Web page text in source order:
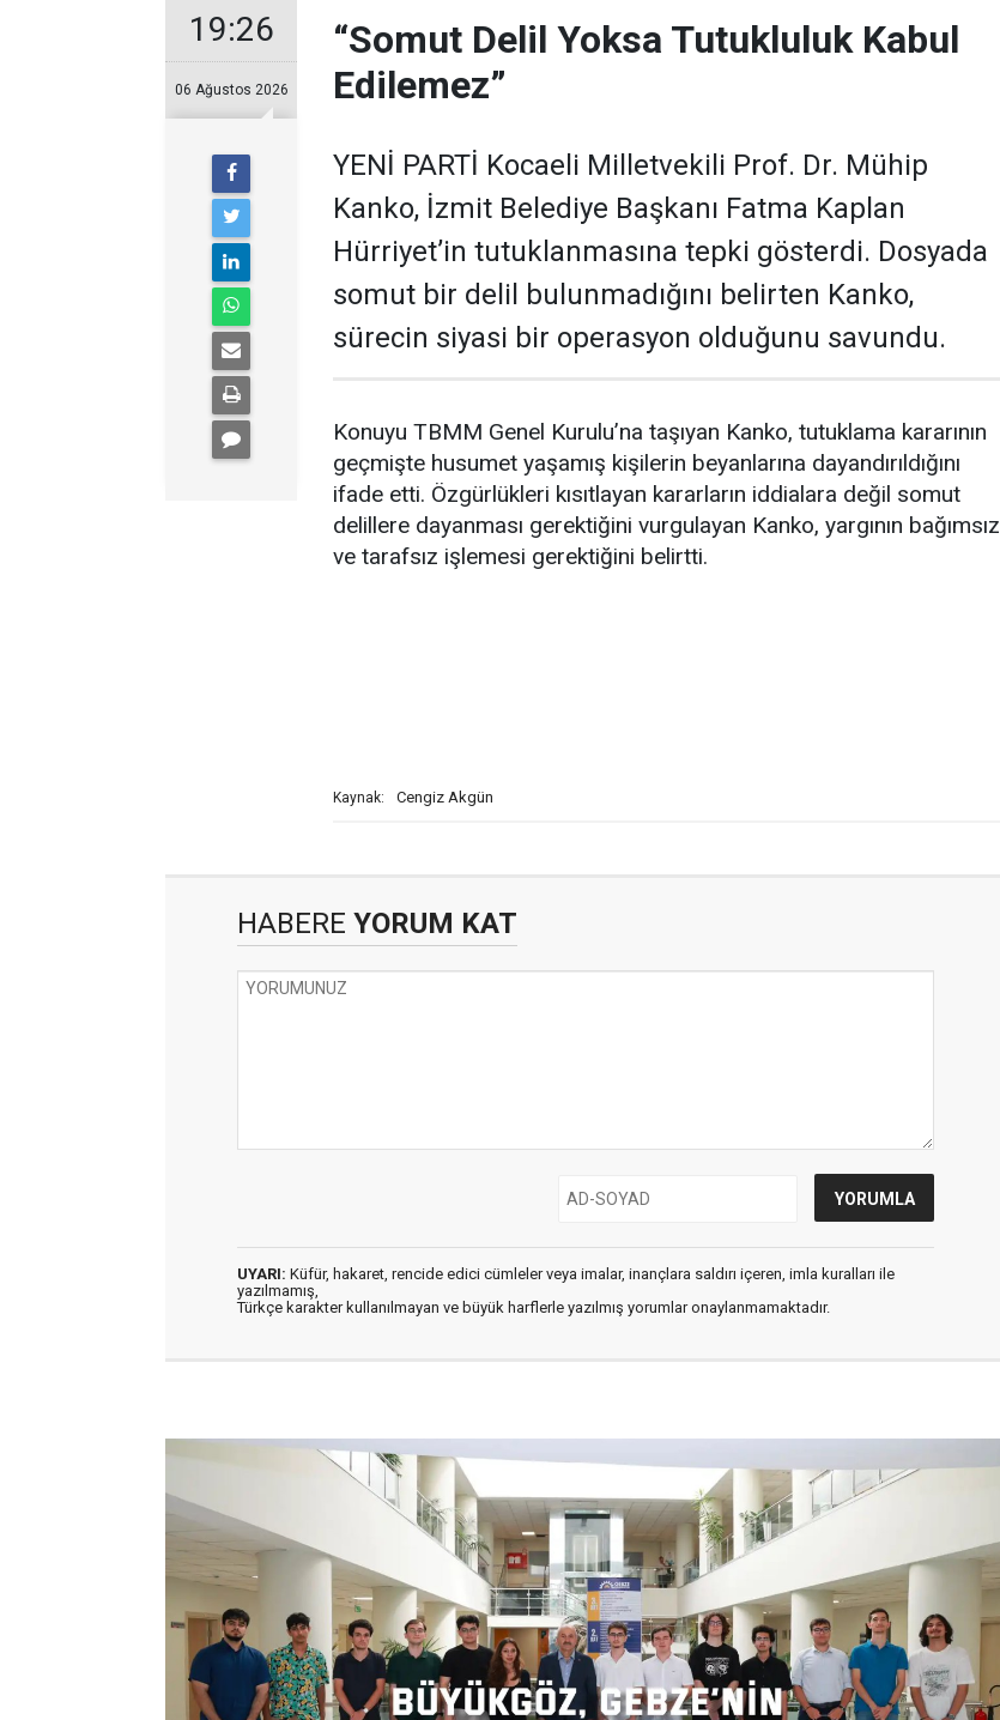
19:26
06 Ağustos 2026
“Somut Delil Yoksa Tutukluluk Kabul
Edilemez”
YENİ PARTİ Kocaeli Milletvekili Prof. Dr. Mühip
Kanko, İzmit Belediye Başkanı Fatma Kaplan
Hürriyet’in tutuklanmasına tepki gösterdi. Dosyada
somut bir delil bulunmadığını belirten Kanko,
sürecin siyasi bir operasyon olduğunu savundu.
Konuyu TBMM Genel Kurulu’na taşıyan Kanko, tutuklama kararının
geçmişte husumet yaşamış kişilerin beyanlarına dayandırıldığını
ifade etti. Özgürlükleri kısıtlayan kararların iddialara değil somut
delillere dayanması gerektiğini vurgulayan Kanko, yargının bağımsız
ve tarafsız işlemesi gerektiğini belirtti.
Kaynak: Cengiz Akgün
HABERE YORUM KAT
UYARI: Küfür, hakaret, rencide edici cümleler veya imalar, inançlara saldırı içeren, imla kuralları ile
yazılmamış,
Türkçe karakter kullanılmayan ve büyük harflerle yazılmış yorumlar onaylanmamaktadır.